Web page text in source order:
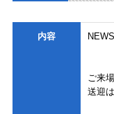
内容
ご来
送迎